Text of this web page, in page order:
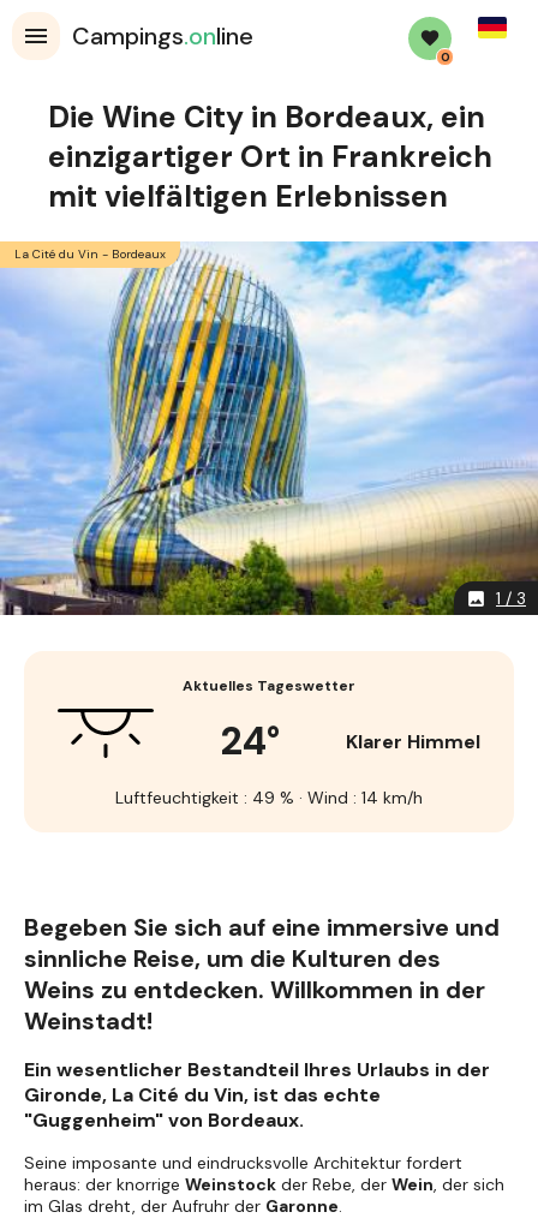
Campings.online
0
Die Wine City in Bordeaux, ein
einzigartiger Ort in Frankreich
mit vielfältigen Erlebnissen
La Cité du Vin - Bordeaux
image 1 / 3
Aktuelles Tageswetter
24° Klarer Himmel
Luftfeuchtigkeit : 49 % · Wind : 14 km/h
Begeben Sie sich auf eine immersive und
sinnliche Reise, um die Kulturen des
Weins zu entdecken. Willkommen in der
Weinstadt!
Ein wesentlicher Bestandteil Ihres Urlaubs in der
Gironde, La Cité du Vin, ist das echte
"Guggenheim" von Bordeaux.
Seine imposante und eindrucksvolle Architektur fordert
heraus: der knorrige Weinstock der Rebe, der Wein, der sich
im Glas dreht, der Aufruhr der Garonne.